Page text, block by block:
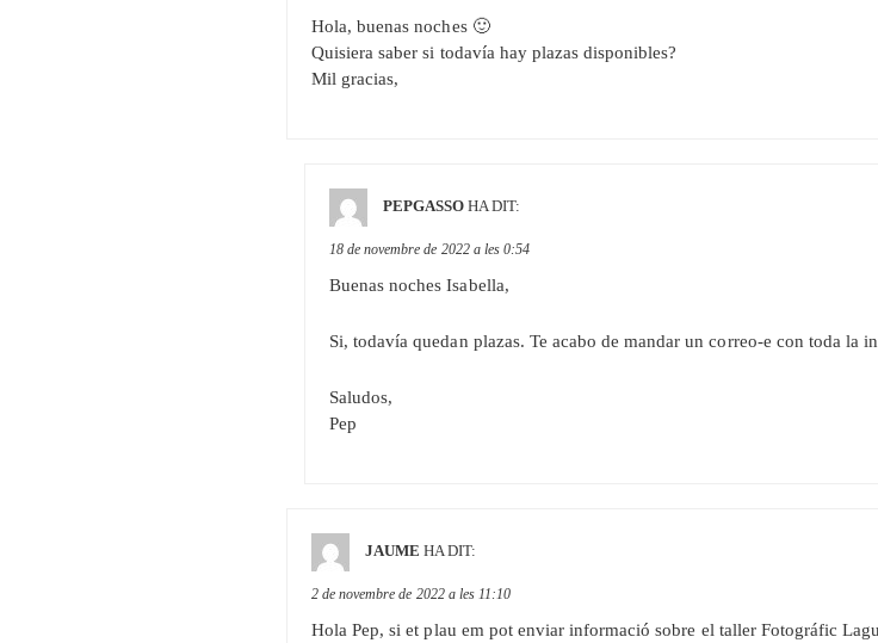
Hola, buenas noches 🙂
Quisiera saber si todavía hay plazas disponibles?
Mil gracias,
PEPGASSO HA DIT:
18 de novembre de 2022 a les 0:54
Buenas noches Isabella,
Si, todavía quedan plazas. Te acabo de mandar un correo-e con toda la
Saludos,
Pep
JAUME HA DIT:
2 de novembre de 2022 a les 11:10
Hola Pep, si et plau em pot enviar informació sobre el taller Fotográfic